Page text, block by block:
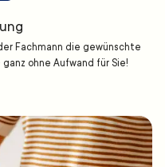
Fachmann die gewünschte
ohne Aufwand für Sie!